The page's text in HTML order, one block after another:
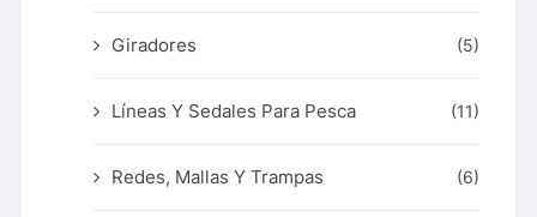
Giradores (5)
Líneas Y Sedales Para Pesca (11)
Redes, Mallas Y Trampas (6)